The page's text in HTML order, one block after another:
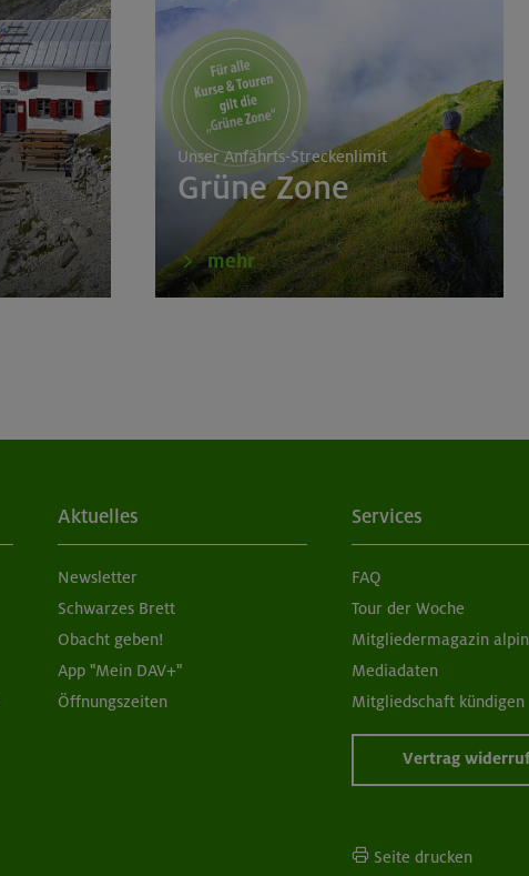
Unser Anfahrts-Streckenlimit
Grüne Zone
mehr
Aktuelles
Newsletter
Schwarzes Brett
Obacht geben!
App "Mein DAV+"
Öffnungszeiten
Services
FAQ
Tour der Woche
Mitgliedermagazin
Mediadaten
Mitgliedschaft kündigen
Vertrag
Seite drucken